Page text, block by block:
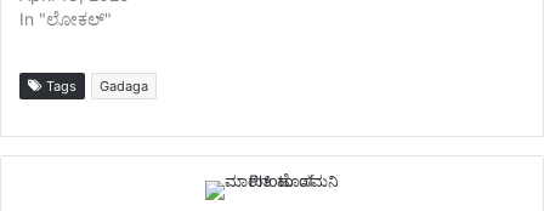
In "ಲೋಕಲ್"
Tags Gadaga